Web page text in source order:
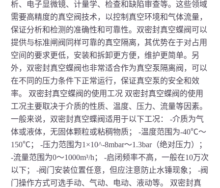
析、电子显微镜、计量学、检查和缺陷审查等。这些领域
需要高精度的真空阀技术，以控制真空环境和气体流量，
保证分析和检测的准确性和可靠性。双密封真空蝶阀可以
提供与标准闸阀同样可靠的真空隔离，其优势在于对占用
空间的要求更低，安装和拆卸更方便，维护更简单。另
外，双密封真空蝶阀也非常适合作为真空泵隔离阀，可以
在不同的压力条件下正常运行，保证真空泵的安全和效
率。 双密封真空蝶阀的使用工况 双密封真空蝶阀的使用
工况主要取决于介质的性质、温度、压力、流量等因素。
一般来说，双密封真空蝶阀适用于以下工况： -介质为气
体或液体，无固体颗粒或粘稠物质； -温度范围为-40℃～
150℃； -压力范围为1×10^-8mbar～1.3bar（绝对压力）；
-流量范围为0～1000m³/h； -启闭频率不高，一般在10万次
以下； -阀门安装位置任意，但应注意防止水锤现象； -阀
门操作方式可选手动、气动、电动、液动等。 双密封真